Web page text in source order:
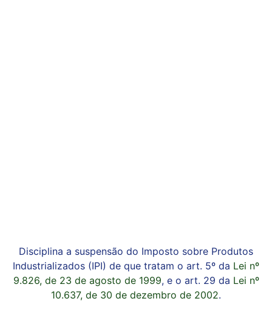
Disciplina a suspensão do Imposto sobre Produtos
Industrializados (IPI) de que tratam o art. 5º da Lei nº
9.826, de 23 de agosto de 1999, e o art. 29 da Lei nº
10.637, de 30 de dezembro de 2002.